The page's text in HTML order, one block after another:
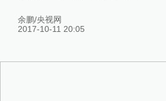
余鹏/央视网
2017-10-11 20:05